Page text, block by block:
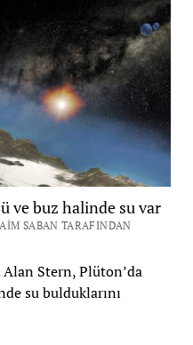
ve buz halinde su var
SABAN TARAFINDAN
Stern, Plüton’da
su bulduklarını